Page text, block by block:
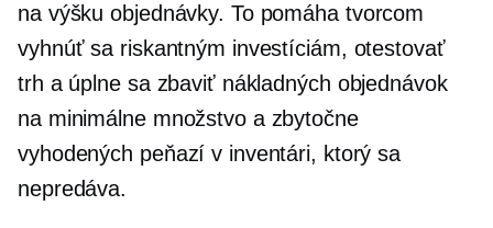
na výšku objednávky. To pomáha tvorcom
vyhnúť sa riskantným investíciám, otestovať
trh a úplne sa zbaviť nákladných objednávok
na minimálne množstvo a zbytočne
vyhodených peňazí v inventári, ktorý sa
nepredáva.